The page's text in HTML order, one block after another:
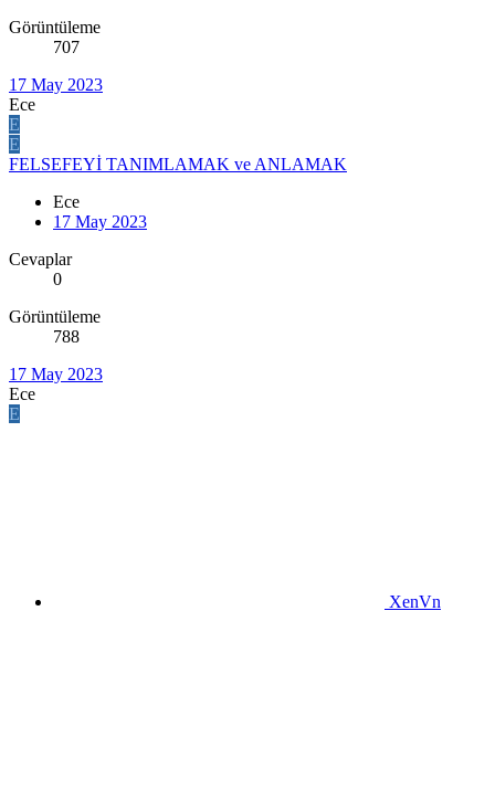
Görüntüleme
707
17 May 2023
Ece
E
E
FELSEFEYİ TANIMLAMAK ve ANLAMAK
Ece
17 May 2023
Cevaplar
0
Görüntüleme
788
17 May 2023
Ece
E
XenVn